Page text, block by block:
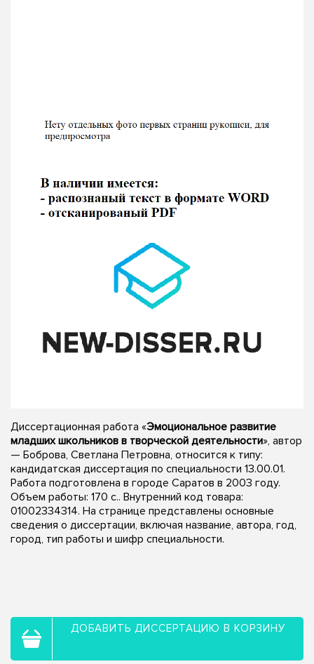
Диссертационная работа «Эмоциональное развитие
младших школьников в творческой деятельности», автор
— Боброва, Светлана Петровна, относится к типу:
кандидатская диссертация по специальности 13.00.01.
Работа подготовлена в городе Саратов в 2003 году.
Объем работы: 170 с.. Внутренний код товара:
01002334314. На странице представлены основные
сведения о диссертации, включая название, автора, год,
город, тип работы и шифр специальности.
ДОБАВИТЬ ДИССЕРТАЦИЮ В КОРЗИНУ